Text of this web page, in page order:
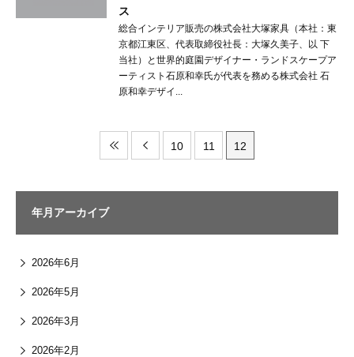
ス
総合インテリア販売の株式会社大塚家具（本社：東
京都江東区、代表取締役社長：大塚久美子、以 下
当社）と世界的庭園デザイナー・ランドスケープア
ーティスト石原和幸氏が代表を務める株式会社 石
原和幸デザイ...
10 11 12
年月アーカイブ
2026年6月
2026年5月
2026年3月
2026年2月